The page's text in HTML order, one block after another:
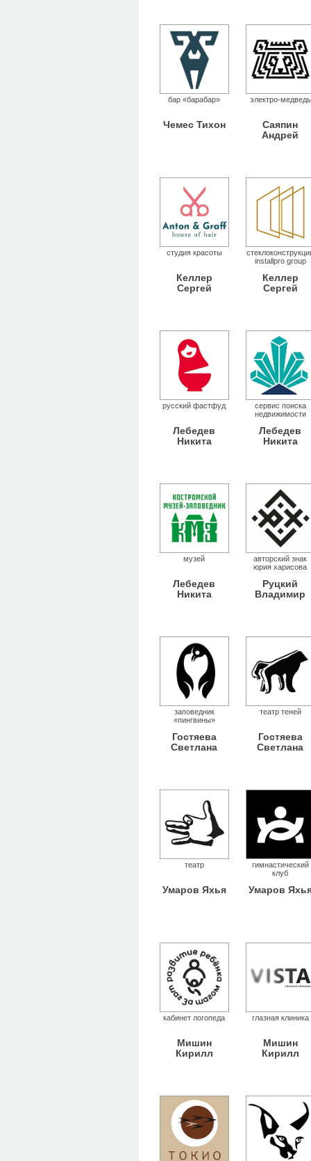
бар «барабар»
Чемес Тихон
электро-медведь
Саяпин
Андрей
студия красоты
Келлер
Сергей
installpro group
Келлер
Сергей
русский фастфуд
Лебедев
Никита
сервис поиска
недвижимости
Лебедев
Никита
музей
Лебедев
Никита
авторский знак
юрия харисова
Руцкий
Владимир
заповедник
«пингвины»
Гостяева
Светлана
театр теней
Гостяева
Светлана
театр
Умаров Яхья
гимнастический
клуб
Умаров
кабинет логопеда
Мишин
Кирилл
глазная клиника
Мишин
Кирилл